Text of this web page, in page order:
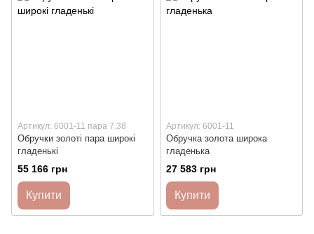
Артикул: 6001-11 пара 7.38
Обручки золоті пара широкі
гладенькі
55 166 грн
Купити
Артикул: 6001-11
Обручка золота широка
гладенька
27 583 грн
Купити